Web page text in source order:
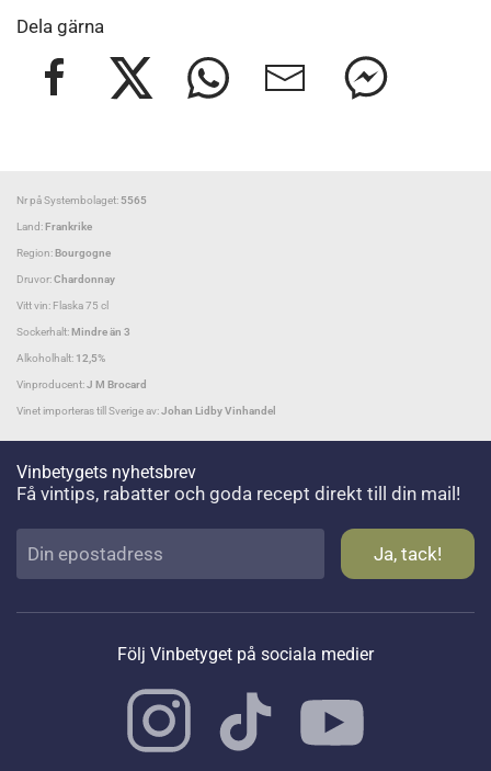
Dela gärna
Nr på Systembolaget:5565
Land:Frankrike
Region:Bourgogne
Druvor:Chardonnay
Vitt vin: Flaska 75 cl
Sockerhalt:Mindre än 3
Alkoholhalt: 12,5%
Vinproducent:J M Brocard
Vinet importeras till Sverige av:Johan Lidby Vinhandel
Vinbetygets nyhetsbrev
Få vintips, rabatter och goda recept direkt till din mail!
Följ Vinbetyget på sociala medier